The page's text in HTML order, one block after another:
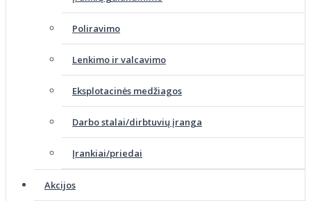
Poliravimo
Lenkimo ir valcavimo
Eksplotacinės medžiagos
Darbo stalai/dirbtuvių įranga
Įrankiai/priedai
Akcijos